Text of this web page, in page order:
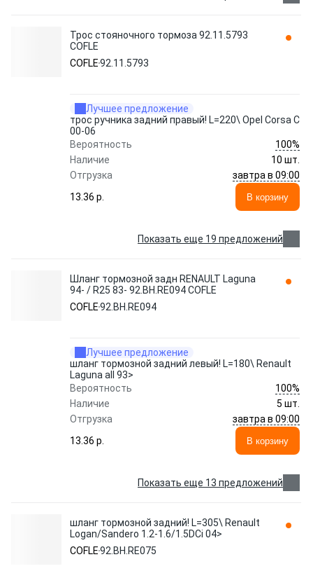
Трос стояночного тормоза 92.11.5793
COFLE
COFLE92.11.5793
Лучшее предложение
трос ручника задний правый! L=220\ Opel Corsa C
00-06
Вероятность
100%
Наличие
10 шт.
Отгрузка
завтра в 09:00
13.36 p.
В корзину
Показать еще 19 предложений
Шланг тормозной задн RENAULT Laguna
94- / R25 83- 92.BH.RE094 COFLE
COFLE92.BH.RE094
Лучшее предложение
шланг тормозной задний левый! L=180\ Renault
Laguna all 93>
Вероятность
100%
Наличие
5 шт.
Отгрузка
завтра в 09:00
13.36 p.
В корзину
Показать еще 13 предложений
шланг тормозной задний! L=305\ Renault
Logan/Sandero 1.2-1.6/1.5DCi 04>
COFLE92.BH.RE075